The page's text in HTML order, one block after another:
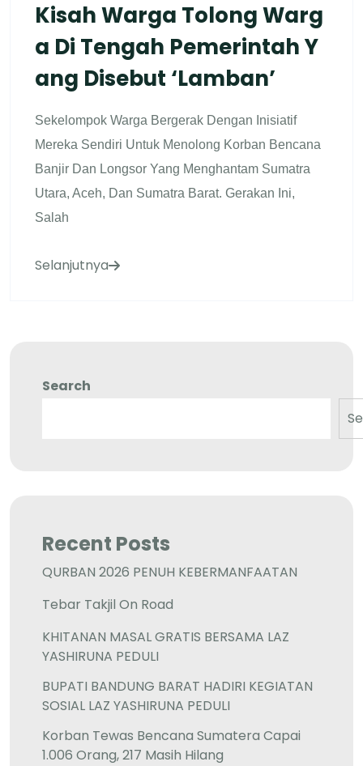
Kisah Warga Tolong Warg
A Di Tengah Pemerintah Y
Ang Disebut ‘lamban’
Sekelompok Warga Bergerak Dengan Inisiatif
Mereka Sendiri Untuk Menolong Korban Bencana
Banjir Dan Longsor Yang Menghantam Sumatra
Utara, Aceh, Dan Sumatra Barat. Gerakan Ini,
Salah
Selanjutnya
Search
Recent Posts
QURBAN 2026 PENUH KEBERMANFAATAN
Tebar Takjil On Road
KHITANAN MASAL GRATIS BERSAMA LAZ
YASHIRUNA PEDULI
BUPATI BANDUNG BARAT HADIRI KEGIATAN
SOSIAL LAZ YASHIRUNA PEDULI
Korban Tewas Bencana Sumatera Capai
1.006 Orang, 217 Masih Hilang